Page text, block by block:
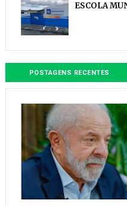
ESCOLA
POSTAGENS RECENTES